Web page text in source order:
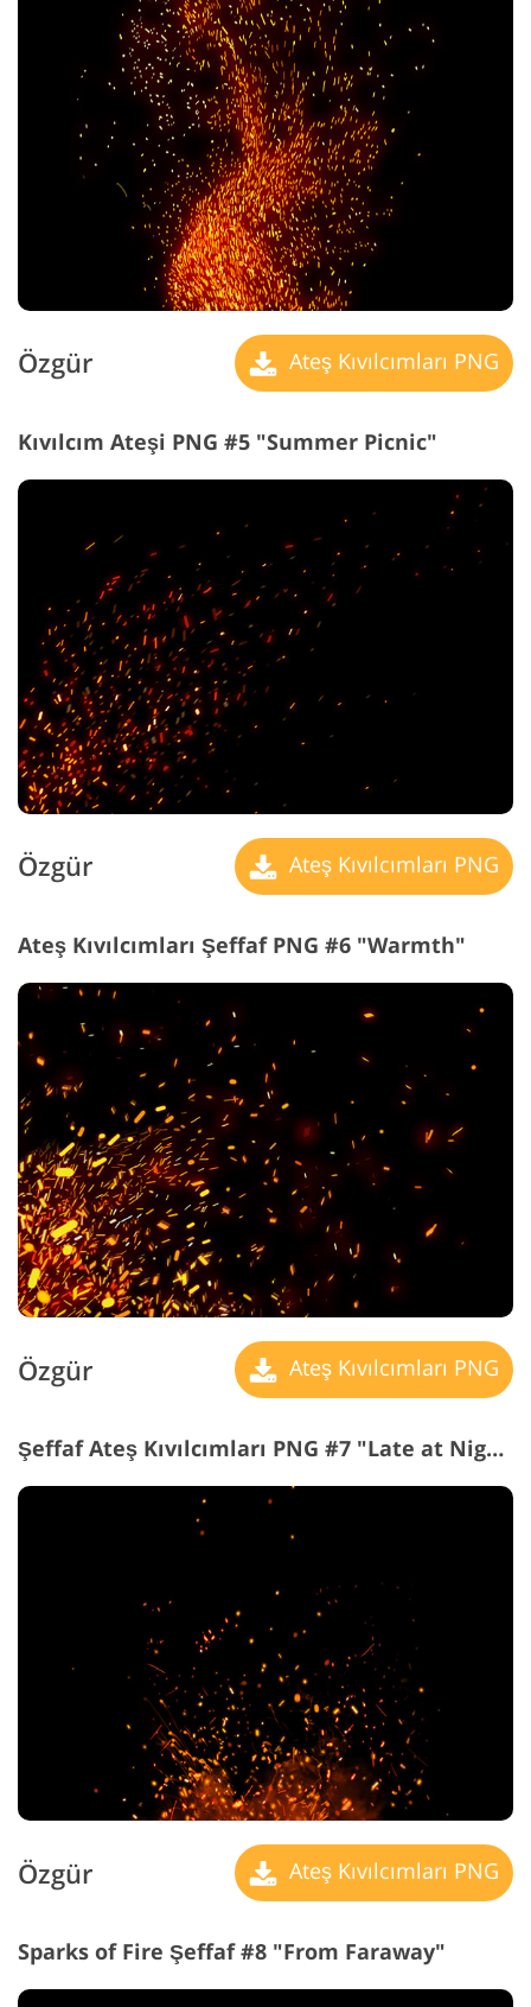
Özgür Ateş Kıvılcımları PNG
Kıvılcım Ateşi PNG #5 "Summer Picnic"
Özgür Ateş Kıvılcımları PNG
Ateş Kıvılcımları Şeffaf PNG #6 "Warmth"
Özgür Ateş Kıvılcımları PNG
Şeffaf Ateş Kıvılcımları PNG #7 "Late at Night"
Özgür Ateş Kıvılcımları PNG
Sparks of Fire Şeffaf #8 "From Faraway"